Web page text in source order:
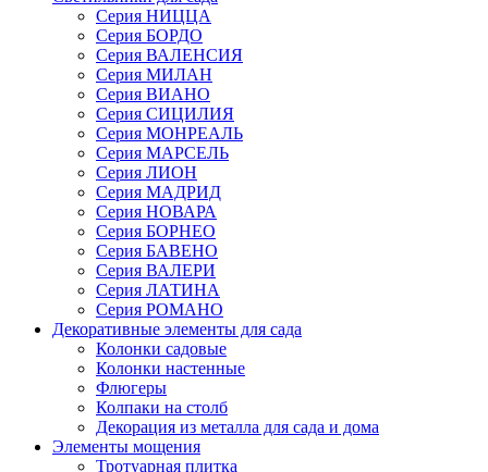
Серия НИЦЦА
Серия БОРДО
Серия ВАЛЕНСИЯ
Серия МИЛАН
Серия ВИАНО
Серия СИЦИЛИЯ
Серия МОНРЕАЛЬ
Серия МАРСЕЛЬ
Серия ЛИОН
Серия МАДРИД
Серия НОВАРА
Серия БОРНЕО
Серия БАВЕНО
Серия ВАЛЕРИ
Серия ЛАТИНА
Серия РОМАНО
Декоративные элементы для сада
Колонки садовые
Колонки настенные
Флюгеры
Колпаки на столб
Декорация из металла для сада и дома
Элементы мощения
Тротуарная плитка